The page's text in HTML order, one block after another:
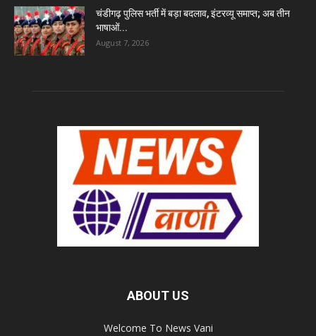
चंडीगढ़ पुलिस भर्ती में बड़ा बदलाव, इंटरव्यू समाप्त; अब तीन
भाषाओं...
August 7, 2026
ABOUT US
Welcome To News Vani